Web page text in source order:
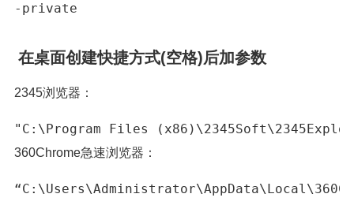
-private
在桌面创建快捷方式(空格)后加参数
2345浏览器：
360Chrome急速浏览器：